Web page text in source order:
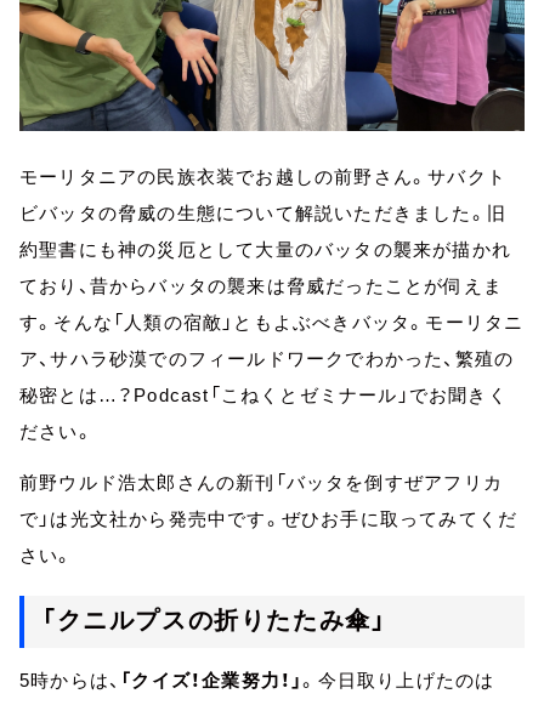
モーリタニアの民族衣装でお越しの前野さん。サバクト
ビバッタの脅威の生態について解説いただきました。旧
約聖書にも神の災厄として大量のバッタの襲来が描かれ
ており、昔からバッタの襲来は脅威だったことが伺えま
す。そんな「人類の宿敵」ともよぶべきバッタ。モーリタニ
ア、サハラ砂漠でのフィールドワークでわかった、繁殖の
秘密とは…？Podcast「こねくとゼミナール」でお聞きく
ださい。
前野ウルド浩太郎さんの新刊「バッタを倒すぜアフリカ
で」は光文社から発売中です。ぜひお手に取ってみてくだ
さい。
「クニルプスの折りたたみ傘」
5時からは、 「クイズ！企業努力！」。今日取り上げたのは